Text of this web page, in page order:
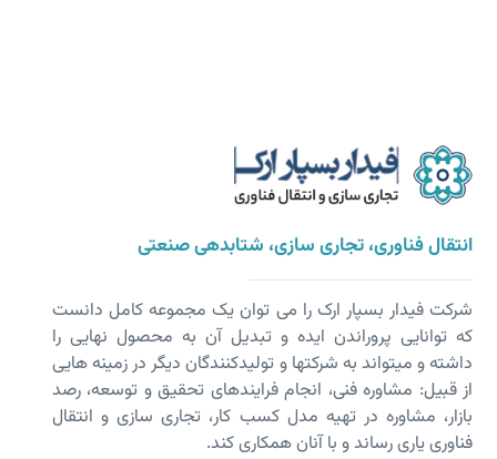
انتقال فناوری، تجاری سازی، شتابدهی صنعتی
شرکت فیدار بسپار ارک را می توان یک مجموعه کامل دانست
که توانایی پروراندن ایده و تبدیل آن به محصول نهایی را
داشته و می­تواند به شرکت­ها و تولیدکنندگان دیگر در زمینه هایی
از قبیل: مشاوره فنی، انجام فرایندهای تحقیق و توسعه، رصد
بازار، مشاوره در تهیه مدل کسب کار، تجاری سازی و انتقال
فناوری یاری رساند و با آنان همکاری کند.